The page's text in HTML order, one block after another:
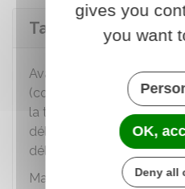
Tarifs
Avant le début de la
(correspondant à la
la taxe au réel ou
délibération du conseil
délibérant de l'
EPCI.
Mais ces tarifs doivent
gives you
you want
OK,
Deny all